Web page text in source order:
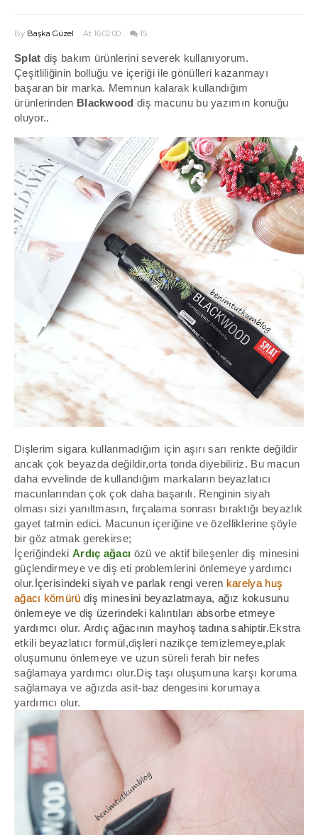
By Başka Güzel At 16:02:00 15
Splat diş bakım ürünlerini severek kullanıyorum.
Çeşitliliğinin bolluğu ve içeriği ile gönülleri kazanmayı
başaran bir marka. Memnun kalarak kullandığım
ürünlerinden Blackwood diş macunu bu yazımın konuğu
oluyor..
Dişlerim sigara kullanmadığım için aşırı sarı renkte değildir
ancak çok beyazda değildir,orta tonda diyebiliriz. Bu macun
daha evvelinde de kullandığım markaların beyazlatıcı
macunlarından çok çok daha başarılı. Renginin siyah
olması sizi yanıltmasın, fırçalama sonrası bıraktığı beyazlık
gayet tatmin edici. Macunun içeriğine ve özelliklerine şöyle
bir göz atmak gerekirse;
İçeriğindeki Ardıç ağacı özü ve aktif bileşenler diş minesini
güçlendirmeye ve diş eti problemlerini önlemeye yardımcı
olur.İçerisindeki siyah ve parlak rengi veren karelya huş
ağacı kömürü diş minesini beyazlatmaya, ağız kokusunu
önlemeye ve diş üzerindeki kalıntıları absorbe etmeye
yardımcı olur. Ardıç ağacının mayhoş tadına sahiptir.Ekstra
etkili beyazlatıcı formül,dişleri nazikçe temizlemeye,plak
oluşumunu önlemeye ve uzun süreli ferah bir nefes
sağlamaya yardımcı olur.Diş taşı oluşumuna karşı koruma
sağlamaya ve ağızda asit-baz dengesini korumaya
yardımcı olur.